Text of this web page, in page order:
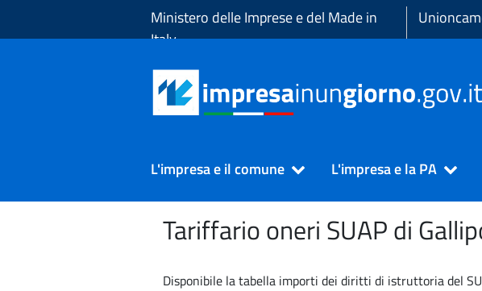
Ministero delle Imprese e del Made in
Italy
L'impresa e il comune L'impresa e la PA
Tariffario oneri SUAP di
Disponibile la tabella importi dei diritti di istruttoria del